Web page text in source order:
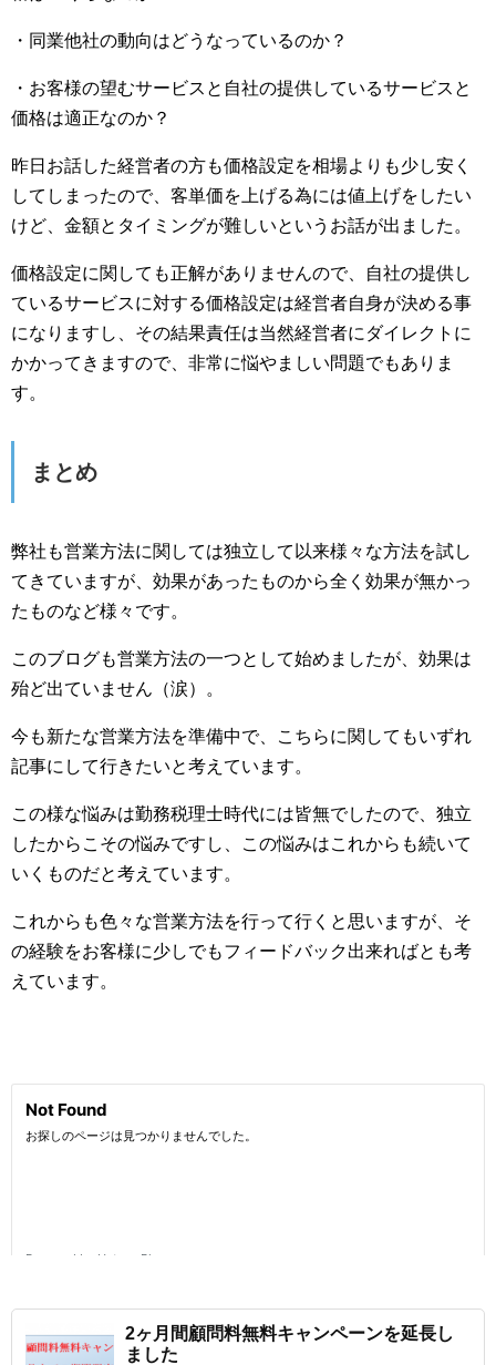
・同業他社の動向はどうなっているのか？
・お客様の望むサービスと自社の提供しているサービスと
価格は適正なのか？
昨日お話した経営者の方も価格設定を相場よりも少し安く
してしまったので、客単価を上げる為には値上げをしたい
けど、金額とタイミングが難しいというお話が出ました。
価格設定に関しても正解がありませんので、自社の提供し
ているサービスに対する価格設定は経営者自身が決める事
になりますし、その結果責任は当然経営者にダイレクトに
かかってきますので、非常に悩やましい問題でもありま
す。
まとめ
弊社も営業方法に関しては独立して以来様々な方法を試し
てきていますが、効果があったものから全く効果が無かっ
たものなど様々です。
このブログも営業方法の一つとして始めましたが、効果は
殆ど出ていません（涙）。
今も新たな営業方法を準備中で、こちらに関してもいずれ
記事にして行きたいと考えています。
この様な悩みは勤務税理士時代には皆無でしたので、独立
したからこその悩みですし、この悩みはこれからも続いて
いくものだと考えています。
これからも色々な営業方法を行って行くと思いますが、そ
の経験をお客様に少しでもフィードバック出来ればとも考
えています。
2ヶ月間顧問料無料キャンペーンを延長し
ました